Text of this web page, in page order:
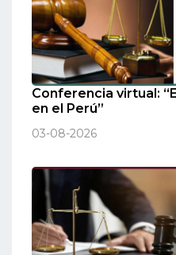
Conferencia virtual:
en el Perú”
03-08-2026